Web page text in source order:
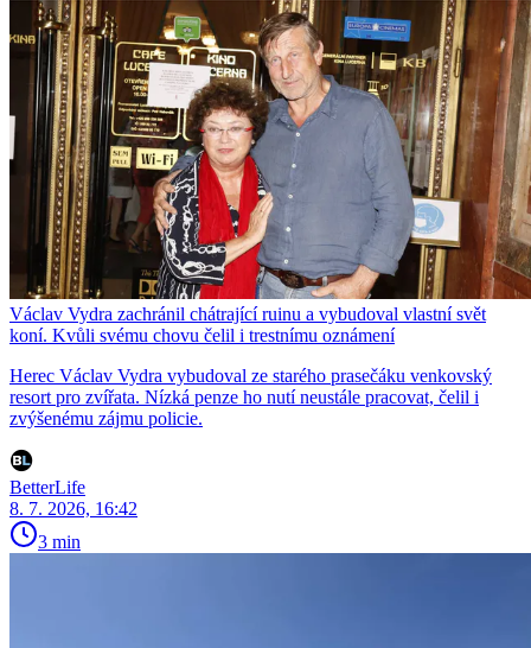
Václav Vydra zachránil chátrající ruinu a vybudoval vlastní svět
koní. Kvůli svému chovu čelil i trestnímu oznámení
Herec Václav Vydra vybudoval ze starého prasečáku venkovský
resort pro zvířata. Nízká penze ho nutí neustále pracovat, čelil i
zvýšenému zájmu policie.
BetterLife
8. 7. 2026, 16:42
3 min